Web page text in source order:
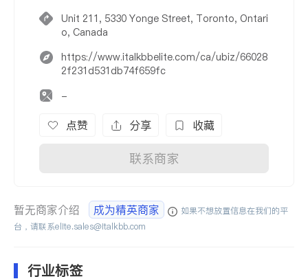
Unit 211, 5330 Yonge Street, Toronto, Ontari
o, Canada
https://www.italkbbelite.com/ca/ubiz/66028
2f231d531db74f659fc
-
点赞 分享 收藏
联系商家
暂无商家介绍 成为精英商家
如果不想放置信息在我们的平
台，请联系elite.sales@italkbb.com
行业标签